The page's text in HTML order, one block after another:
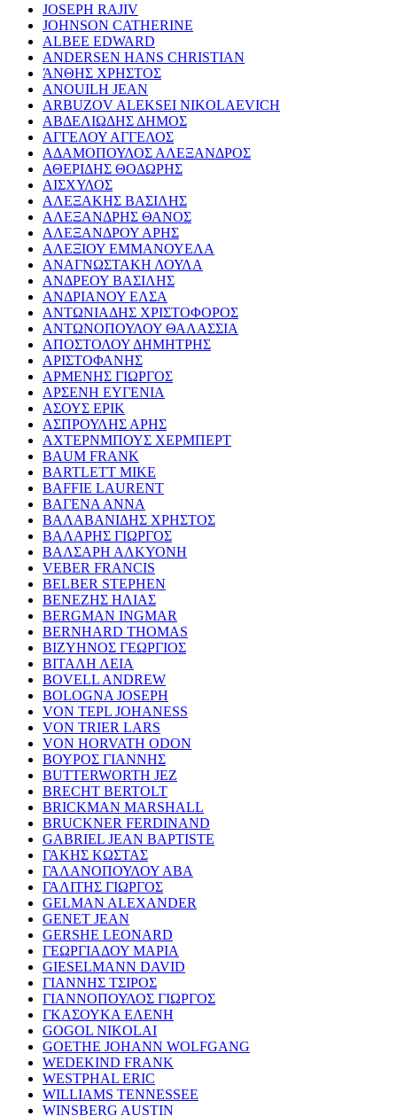
JOSEPH RAJIV
JOHNSON CATHERINE
ALBEE EDWARD
ANDERSEN HANS CHRISTIAN
ΆΝΘΗΣ ΧΡΗΣΤΟΣ
ANOUILH JEAN
ARBUZOV ALEKSEI NIKOLAEVICH
ΑΒΔΕΛΙΩΔΗΣ ΔΗΜΟΣ
ΑΓΓΕΛΟΥ ΑΓΓΕΛΟΣ
ΑΔΑΜΟΠΟΥΛΟΣ ΑΛΕΞΑΝΔΡΟΣ
ΑΘΕΡΙΔΗΣ ΘΟΔΩΡΗΣ
ΑΙΣΧΥΛΟΣ
ΑΛΕΞΑΚΗΣ ΒΑΣΙΛΗΣ
ΑΛΕΞΑΝΔΡΗΣ ΘΑΝΟΣ
ΑΛΕΞΑΝΔΡΟΥ ΑΡΗΣ
ΑΛΕΞΙΟΥ ΕΜΜΑΝΟΥΕΛΑ
ΑΝΑΓΝΩΣΤΑΚΗ ΛΟΥΛΑ
ΑΝΔΡΕΟΥ ΒΑΣΙΛΗΣ
ΑΝΔΡΙΑΝΟΥ ΕΛΣΑ
ΑΝΤΩΝΙΑΔΗΣ ΧΡΙΣΤΟΦΟΡΟΣ
ΑΝΤΩΝΟΠΟΥΛΟΥ ΘΑΛΑΣΣΙΑ
ΑΠΟΣΤΟΛΟΥ ΔΗΜΗΤΡΗΣ
ΑΡΙΣΤΟΦΑΝΗΣ
ΑΡΜΕΝΗΣ ΓΙΩΡΓΟΣ
ΑΡΣΕΝΗ ΕΥΓΕΝΙΑ
ΑΣΟΥΣ ΕΡΙΚ
ΑΣΠΡΟΥΛΗΣ ΑΡΗΣ
ΑΧΤΕΡΝΜΠΟΥΣ ΧΕΡΜΠΕΡΤ
BAUM FRANK
BARTLETT MIKE
BAFFIE LAURENT
ΒΑΓΕΝΑ ΑΝΝΑ
ΒΑΛΑΒΑΝΙΔΗΣ ΧΡΗΣΤΟΣ
ΒΑΛΑΡΗΣ ΓΙΩΡΓΟΣ
ΒΑΛΣΑΡΗ ΑΛΚΥΟΝΗ
VEBER FRANCIS
BELBER STEPHEN
ΒΕΝΕΖΗΣ ΗΛΙΑΣ
BERGMAN INGMAR
BERNHARD THOMAS
ΒΙΖΥΗΝΟΣ ΓΕΩΡΓΙΟΣ
ΒΙΤΑΛΗ ΛΕΙΑ
BOVELL ANDREW
BOLOGNA JOSEPH
VON TEPL JOHANESS
VON TRIER LARS
VON HORVATH ODON
ΒΟΥΡΟΣ ΓΙΑΝΝΗΣ
BUTTERWORTH JEZ
BRECHT BERTOLT
BRICKMAN MARSHALL
BRUCKNER FERDINAND
GABRIEL JEAN BAPTISTE
ΓΑΚΗΣ ΚΩΣΤΑΣ
ΓΑΛΑΝΟΠΟΥΛΟΥ ΑΒΑ
ΓΑΛΙΤΗΣ ΓΙΩΡΓΟΣ
GELMAN ALEXANDER
GENET JEAN
GERSHE LEONARD
ΓΕΩΡΓΙΑΔΟΥ ΜΑΡΙΑ
GIESELMANN DAVID
ΓΙΑΝΝΗΣ ΤΣΙΡΟΣ
ΓΙΑΝΝΟΠΟΥΛΟΣ ΓΙΩΡΓΟΣ
ΓΚΑΣΟΥΚΑ ΕΛΕΝΗ
GOGOL NIKOLAI
GOETHE JOHANN WOLFGANG
WEDEKIND FRANK
WESTPHAL ERIC
WILLIAMS TENNESSEE
WINSBERG AUSTIN